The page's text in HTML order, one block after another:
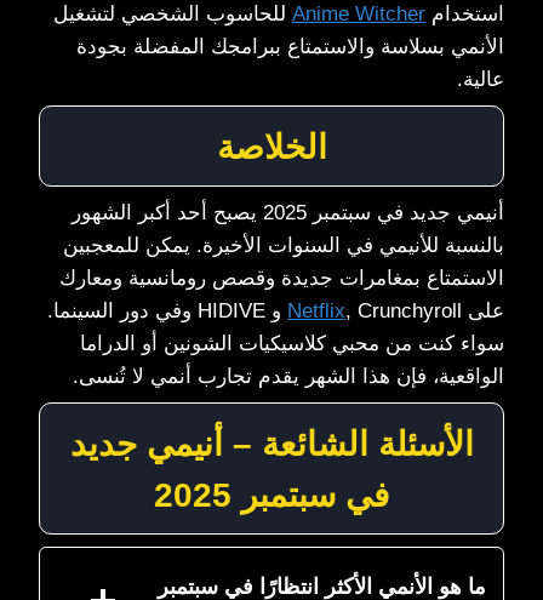
استخدام Anime Witcher للحاسوب الشخصي لتشغيل
الأنمي بسلاسة والاستمتاع ببرامجك المفضلة بجودة
عالية.
الخلاصة
أنيمي جديد في سبتمبر 2025 يصبح أحد أكبر الشهور
بالنسبة للأنيمي في السنوات الأخيرة. يمكن للمعجبين
الاستمتاع بمغامرات جديدة وقصص رومانسية ومعارك
على
Netflix
, Crunchyroll و HIDIVE وفي دور السينما.
سواء كنت من محبي كلاسيكيات الشونين أو الدراما
الواقعية، فإن هذا الشهر يقدم تجارب أنمي لا تُنسى.
الأسئلة الشائعة – أنيمي جديد
في سبتمبر 2025
ما هو الأنمي الأكثر انتظارًا في سبتمبر